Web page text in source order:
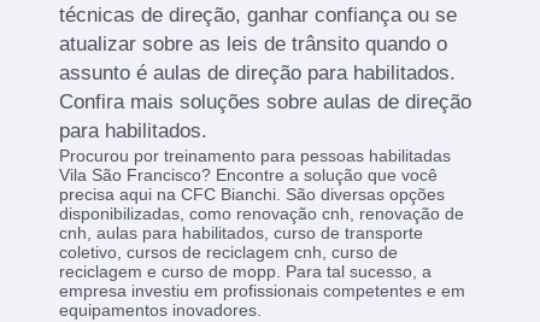
técnicas de direção, ganhar confiança ou se
atualizar sobre as leis de trânsito quando o
assunto é aulas de direção para habilitados.
Confira mais soluções sobre aulas de direção
para habilitados.
Procurou por treinamento para pessoas habilitadas
Vila São Francisco? Encontre a solução que você
precisa aqui na CFC Bianchi. São diversas opções
disponibilizadas, como renovação cnh, renovação de
cnh, aulas para habilitados, curso de transporte
coletivo, cursos de reciclagem cnh, curso de
reciclagem e curso de mopp. Para tal sucesso, a
empresa investiu em profissionais competentes e em
equipamentos inovadores.